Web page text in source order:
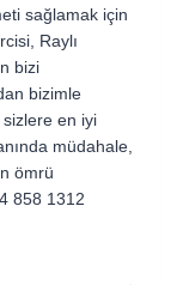
sağlamak için
Raylı
bizi
bizimle
en iyi
müdahale,
ömrü
858 1312